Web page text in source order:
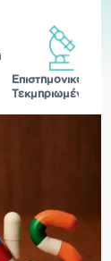
Επιστημονικά
Τεκμηριωμένο